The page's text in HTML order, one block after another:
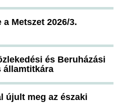
Metszet 2026/3.
és Beruházási
államtitkára
újult meg az északi